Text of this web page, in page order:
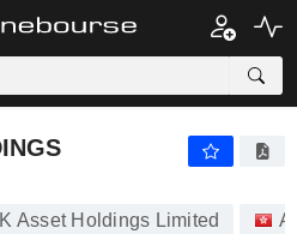
Asset Holdings Limited